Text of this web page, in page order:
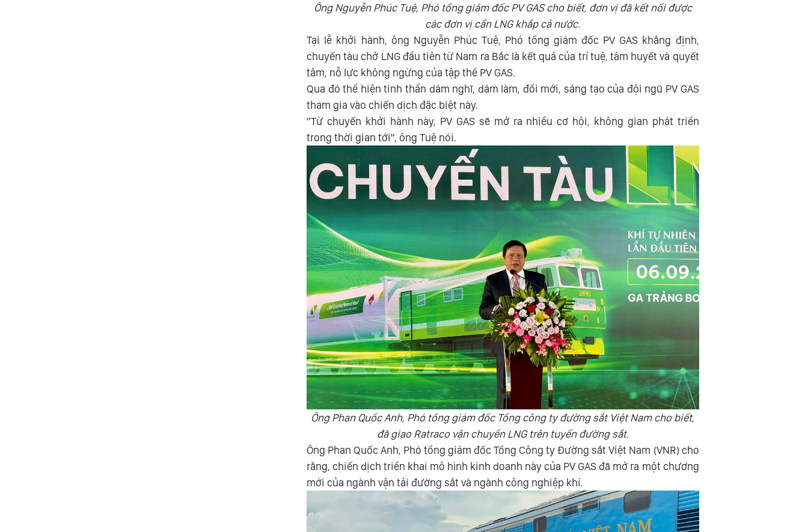
Ông Nguyễn Phúc Tuệ, Phó tổng giám đốc PV GAS cho biết, đơn vị đã kết nối được
các đơn vị cần LNG khắp cả nước.
Tại lễ khởi hành, ông Nguyễn Phúc Tuệ, Phó tổng giám đốc PV GAS khẳng định,
chuyến tàu chở LNG đầu tiên từ Nam ra Bắc là kết quả của trí tuệ, tâm huyết và quyết
tâm, nỗ lực không ngừng của tập thể PV GAS.
Qua đó thể hiện tinh thần dám nghĩ, dám làm, đổi mới, sáng tạo của đội ngũ PV GAS
tham gia vào chiến dịch đặc biệt này.
"Từ chuyến khởi hành này, PV GAS sẽ mở ra nhiều cơ hội, không gian phát triển
trong thời gian tới", ông Tuệ nói.
Ông Phan Quốc Anh, Phó tổng giám đốc Tổng công ty đường sắt Việt Nam cho biết,
đã giao Ratraco vận chuyển LNG trên tuyến đường sắt.
Ông Phan Quốc Anh, Phó tổng giám đốc Tổng Công ty Đường sắt Việt Nam (VNR) cho
rằng, chiến dịch triển khai mô hình kinh doanh này của PV GAS đã mở ra một chương
mới của ngành vận tải đường sắt và ngành công nghiệp khí.